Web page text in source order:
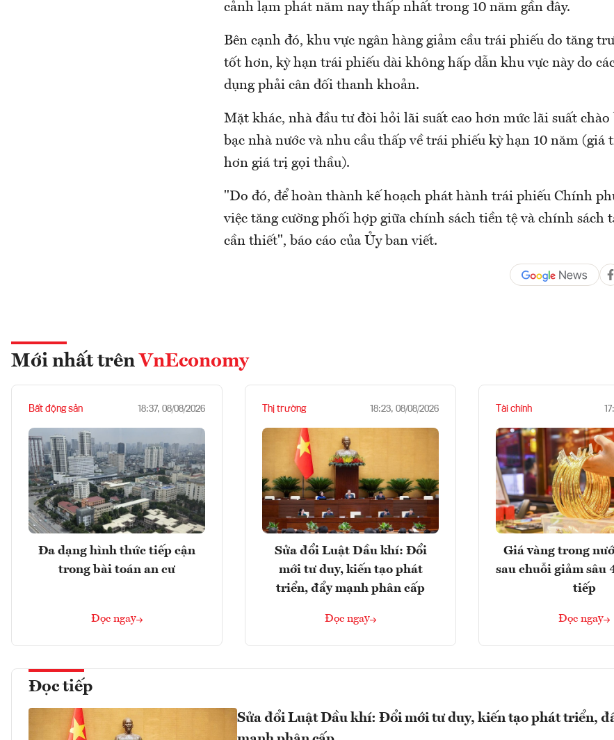
cảnh lạm phát năm nay thấp nhất trong 10 năm gần đây.
Bên cạnh đó, khu vực ngân hàng giảm cầu trái phiếu do tăng
tốt hơn, kỳ hạn trái phiếu dài không hấp dẫn khu vực này do
dụng phải cân đối thanh khoản.
Mặt khác, nhà đầu tư đòi hỏi lãi suất cao hơn mức lãi suất chào
bạc nhà nước và nhu cầu thấp về trái phiếu kỳ hạn 10 năm (giá
hơn giá trị gọi thầu).
"Do đó, để hoàn thành kế hoạch phát hành trái phiếu Chính
việc tăng cường phối hợp giữa chính sách tiền tệ và chính sách
cần thiết", báo cáo của Ủy ban viết.
Mới nhất trên VnEconomy
Bất động sản 18:37, 08/08/2026
Đa dạng hình thức tiếp cận
trong bài toán an cư
Đọc ngay
Thị trường 18:23, 08/08/2026
Sửa đổi Luật Dầu khí: Đổi
mới tư duy, kiến tạo phát
triển, đẩy mạnh phân cấp
Đọc ngay
Tài chính
Giá vàng trong
sau chuỗi giảm sâu
tiếp
Đọc ngay
Đọc tiếp
Sửa đổi Luật Dầu khí: Đổi mới tư duy, kiến tạo phát triển,